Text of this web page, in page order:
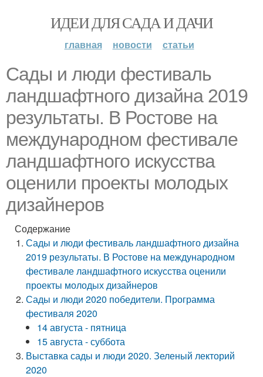
ИДЕИ ДЛЯ САДА И ДАЧИ
главная новости статьи
Сады и люди фестиваль
ландшафтного дизайна 2019
результаты. В Ростове на
международном фестивале
ландшафтного искусства
оценили проекты молодых
дизайнеров
Содержание
Сады и люди фестиваль ландшафтного дизайна
2019 результаты. В Ростове на международном
фестивале ландшафтного искусства оценили
проекты молодых дизайнеров
Сады и люди 2020 победители. Программа
фестиваля 2020
14 августа - пятница
15 августа - суббота
Выставка сады и люди 2020. Зеленый лекторий
2020